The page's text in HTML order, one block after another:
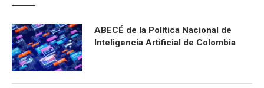
ABECÉ de la Política Nacional de
Inteligencia Artificial de Colombia